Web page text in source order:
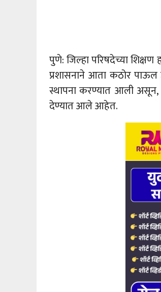
पुणे: जिल्हा परिषदेच्या शिक्षण
प्रशासनाने आता कठोर
स्थापना करण्यात आली
देण्यात आले आहेत.